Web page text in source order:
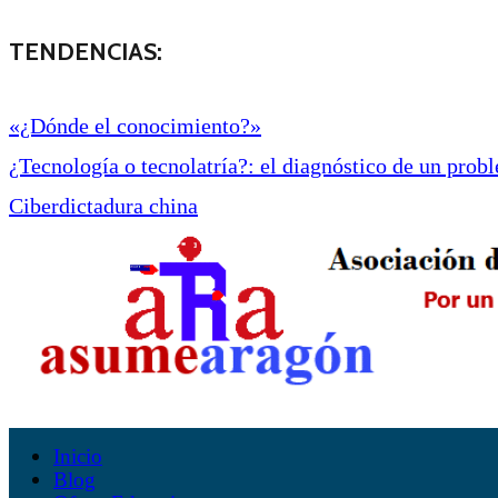
TENDENCIAS:
«¿Dónde el conocimiento?»
¿Tecnología o tecnolatría?: el diagnóstico de un
Ciberdictadura china
Inicio
Blog